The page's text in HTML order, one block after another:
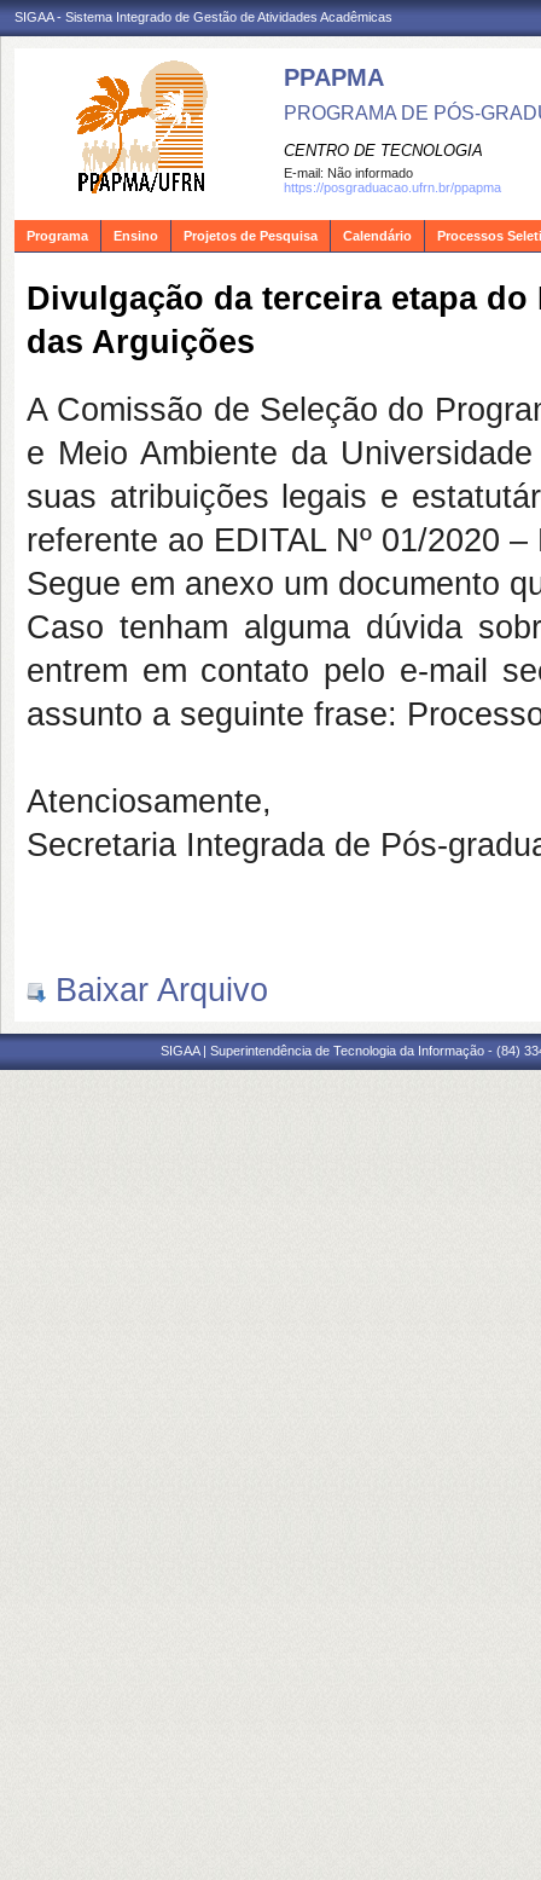
SIGAA - Sistema Integrado de Gestão de Atividades Acadêmicas
PPAPMA
PROGRAMA DE PÓS-
CENTRO DE TECNOLOGIA
E-mail: Não informado
https://posgraduacao.ufrn.br/ppapma
Programa Ensino Projetos de Pesquisa Calendário Processos
Divulgação da terceira etapa
das Arguições
A Comissão de Seleção do
e Meio Ambiente da
suas atribuições legais e
referente ao EDITAL Nº 01/2020
Segue em anexo um documento
Caso tenham alguma dúvida
entrem em contato pelo e-mail
assunto a seguinte frase:
Atenciosamente,
Secretaria Integrada de Pós-
Baixar Arquivo
SIGAA | Superintendência de Tecnologia da Informação - (84)